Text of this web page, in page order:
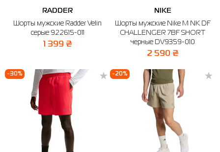
RADDER
Шорты мужские Radder Velin
серые 922615-011
1 399 ₴
NIKE
Шорты мужские Nike M NK DF
CHALLENGER 7BF SHORT
черные DV9359-010
2 590 ₴
-30% -20%